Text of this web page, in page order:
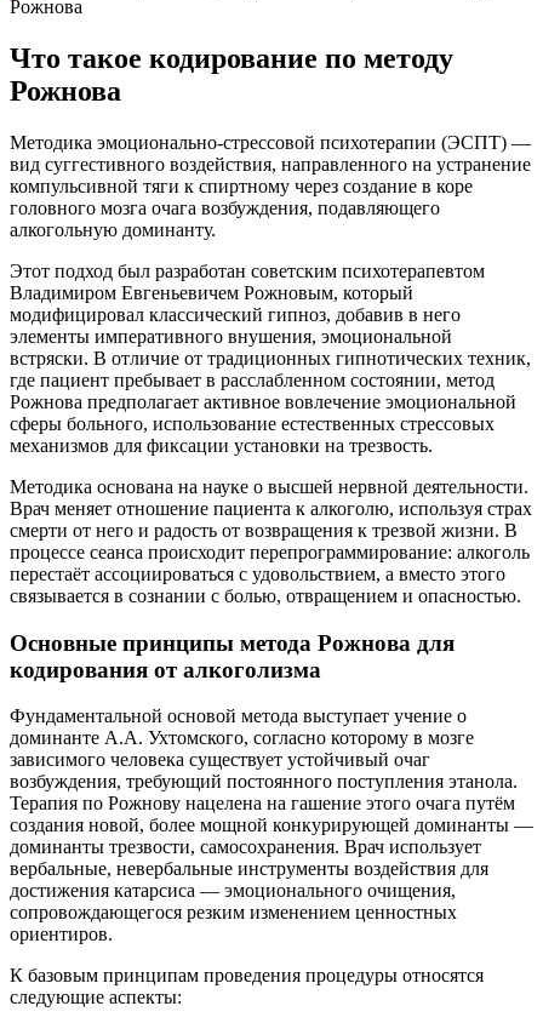
Что такое кодирование по методу
Рожнова
Методика эмоционально-стрессовой психотерапии (ЭСПТ) —
вид суггестивного воздействия, направленного на устранение
компульсивной тяги к спиртному через создание в коре
головного мозга очага возбуждения, подавляющего
алкогольную доминанту.
Этот подход был разработан советским психотерапевтом
Владимиром Евгеньевичем Рожновым, который
модифицировал классический гипноз, добавив в него
элементы императивного внушения, эмоциональной
встряски. В отличие от традиционных гипнотических техник,
где пациент пребывает в расслабленном состоянии, метод
Рожнова предполагает активное вовлечение эмоциональной
сферы больного, использование естественных стрессовых
механизмов для фиксации установки на трезвость.
Методика основана на науке о высшей нервной деятельности.
Врач меняет отношение пациента к алкоголю, используя страх
смерти от него и радость от возвращения к трезвой жизни. В
процессе сеанса происходит перепрограммирование: алкоголь
перестаёт ассоциироваться с удовольствием, а вместо этого
связывается в сознании с болью, отвращением и опасностью.
Основные принципы метода Рожнова для
кодирования от алкоголизма
Фундаментальной основой метода выступает учение о
доминанте А.А. Ухтомского, согласно которому в мозге
зависимого человека существует устойчивый очаг
возбуждения, требующий постоянного поступления этанола.
Терапия по Рожнову нацелена на гашение этого очага путём
создания новой, более мощной конкурирующей доминанты —
доминанты трезвости, самосохранения. Врач использует
вербальные, невербальные инструменты воздействия для
достижения катарсиса — эмоционального очищения,
сопровождающегося резким изменением ценностных
ориентиров.
К базовым принципам проведения процедуры относятся
следующие аспекты: